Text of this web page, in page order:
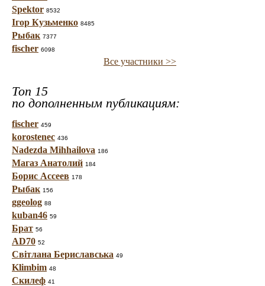
Spektor 8532
Ігор Кузьменко 8485
Рыбак 7377
fischer 6098
Все участники >>
Топ 15
по дополненным публикациям:
fischer 459
korostenec 436
Nadezda Mihhailova 186
Магаз Анатолий 184
Борис Ассеев 178
Рыбак 156
ggeolog 88
kuban46 59
Брат 56
AD70 52
Світлана Бериславська 49
Klimbim 48
Скилеф 41